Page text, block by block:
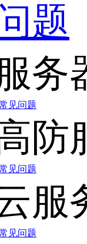
题
务
见问题
防
见问题
服
见问题